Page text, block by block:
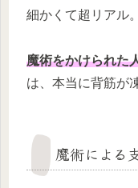
細かくて超リアル。
魔術をかけられた
は、本当に背筋が
魔術による